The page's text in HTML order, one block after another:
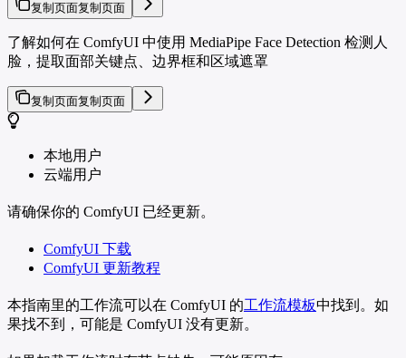
复制页面复制页面
了解如何在 ComfyUI 中使用 MediaPipe Face Detection 检测人
脸，提取面部关键点、边界框和区域遮罩
复制页面复制页面
本地用户
云端用户
请确保你的 ComfyUI 已经更新。
ComfyUI 下载
ComfyUI 更新教程
本指南里的工作流可以在 ComfyUI 的工作流模板中找到。如
果找不到，可能是 ComfyUI 没有更新。